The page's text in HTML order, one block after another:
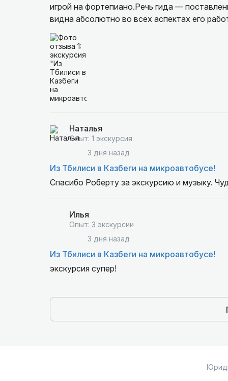
игрой на фортепиано.Речь гида —
видна абсолютно во всех аспектах его
Роберт умело разбавляет остроумным
опыт и самые лучшие эмоции за всё время
Наталья
Опыт: 1 экскурсия
3 дня назад
Из Тбилиси в Казбеги на микроавтобусе!
Спасибо Роберту за экскурсию и музыку.
Илья
Опыт: 3 экскурсии
3 дня назад
Из Тбилиси в Казбеги на микроавтобусе!
экскурсия супер!